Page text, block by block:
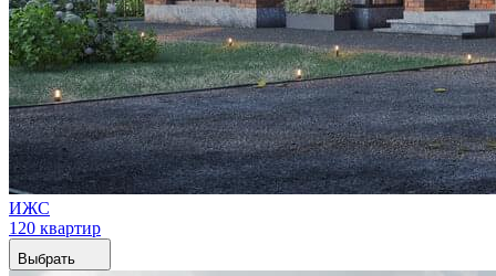
ИЖС
120 квартир
Выбрать